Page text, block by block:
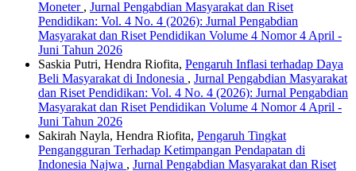
Moneter , Jurnal Pengabdian Masyarakat dan Riset
Pendidikan: Vol. 4 No. 4 (2026): Jurnal Pengabdian
Masyarakat dan Riset Pendidikan Volume 4 Nomor 4 April -
Juni Tahun 2026
Saskia Putri, Hendra Riofita, Pengaruh Inflasi terhadap Daya
Beli Masyarakat di Indonesia , Jurnal Pengabdian Masyarakat
dan Riset Pendidikan: Vol. 4 No. 4 (2026): Jurnal Pengabdian
Masyarakat dan Riset Pendidikan Volume 4 Nomor 4 April -
Juni Tahun 2026
Sakirah Nayla, Hendra Riofita, Pengaruh Tingkat
Pengangguran Terhadap Ketimpangan Pendapatan di
Indonesia Najwa , Jurnal Pengabdian Masyarakat dan Riset